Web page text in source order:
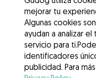
mejorar tu
Algunas cookies
ayudan a analizar
servicio para
identificadores
publicidad. Para